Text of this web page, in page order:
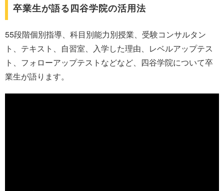
卒業生が語る四谷学院の活用法
55段階個別指導、科目別能力別授業、受験コンサルタン
ト、テキスト、自習室、入学した理由、レベルアップテス
ト、フォローアップテストなどなど、四谷学院について卒
業生が語ります。